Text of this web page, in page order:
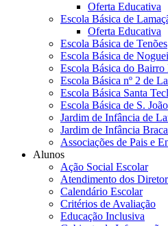
Oferta Educativa
Escola Básica de
Oferta Educativa
Escola Básica de Tenões
Escola Básica de
Escola Básica do
Escola Básica nº 2 de
Escola Básica Santa
Escola Básica de S.
Jardim de Infância de
Jardim de Infância
Associações de Pais e
Alunos
Ação Social Escolar
Atendimento dos
Calendário Escolar
Critérios de Avaliação
Educação Inclusiva